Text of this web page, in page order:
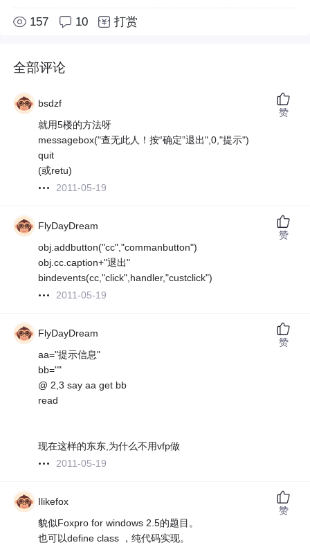
157 10 打赏
全部评论
bsdzf
就用5楼的方法呀
messagebox("查无此人！按“确定”退出",0,"提示")
quit
(或retu)
2011-05-19
赞
FlyDayDream
obj.addbutton("cc","commanbutton")
obj.cc.caption+"退出"
bindevents(cc,"click",handler,"custclick")
2011-05-19
赞
FlyDayDream
aa="提示信息"
bb=""
@ 2,3 say aa get bb
read
现在这样的东东,为什么不用vfp做
2011-05-19
赞
Ilikefox
貌似Foxpro for windows 2.5的题目。
也可以define class ，纯代码实现。
赞